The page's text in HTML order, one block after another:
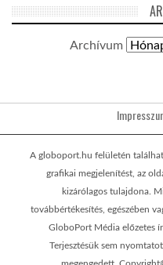
Archívum
A globoport.hu felületén
grafikai megjelenítést, az
kizárólagos tulajdona.
továbbértékesítés, egészében
GloboPort Média előzetes
Terjesztésük sem